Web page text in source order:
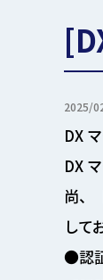
2025/
DX
DX
尚、
して
●認